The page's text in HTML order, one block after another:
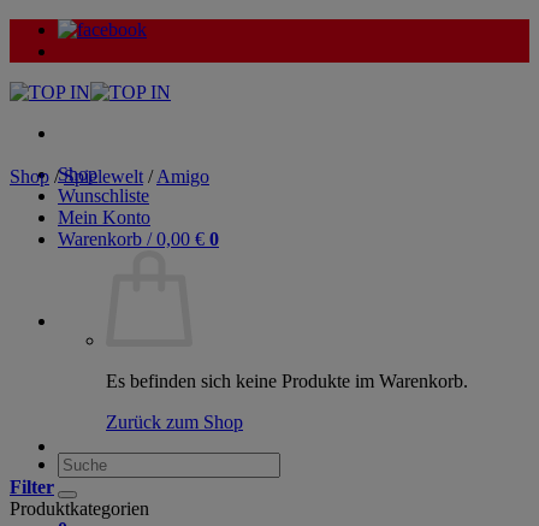
Zum
Inhalt
Shop
Wunschliste
Mein Konto
Warenkorb /0,00 € 0
Es befinden sich keine Produkte im Warenkorb.
Zurück zum Shop
Suche
nach:
Shop / Spielewelt / Amigo
Filter
Produktkategorien